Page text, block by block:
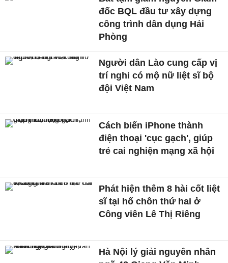
đốc BQL đầu tư xây dựng
công trình dân dụng Hải
Phòng
Người dân Lào cung cấp vị
trí nghi có mộ nữ liệt sĩ bộ
đội Việt Nam
Cách biến iPhone thành
điện thoại 'cục gạch', giúp
trẻ cai nghiện mạng xã hội
Phát hiện thêm 8 hài cốt liệt
sĩ tại hố chôn thứ hai ở
Công viên Lê Thị Riêng
Hà Nội lý giải nguyên nhân